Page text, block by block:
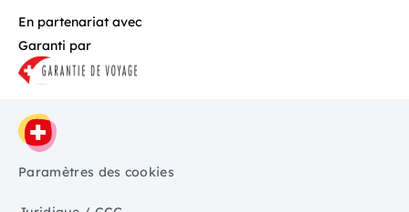
En partenariat avec
Garanti par
Paramètres des cookies